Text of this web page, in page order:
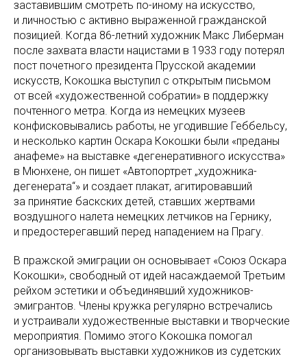
заставившим смотреть по-иному на искусство,
и личностью с активно выраженной гражданской
позицией. Когда 86-летний художник Макс Либерман
после захвата власти нацистами в 1933 году потерял
пост почетного президента Прусской академии
искусств, Кокошка выступил с открытым письмом
от всей «художественной собратии» в поддержку
почтенного метра. Когда из немецких музеев
конфисковывались работы, не угодившие Геббельсу,
и несколько картин Оскара Кокошки были «преданы
анафеме» на выставке «дегенеративного искусства»
в Мюнхене, он пишет «Автопортрет „художника-
дегенерата“» и создает плакат, агитировавший
за принятие баскских детей, ставших жертвами
воздушного налета немецких летчиков на Гернику,
и предостерегавший перед нападением на Прагу.
В пражской эмиграции он основывает «Союз Оскара
Кокошки», свободный от идей насаждаемой Третьим
рейхом эстетики и объединявший художников-
эмигрантов. Члены кружка регулярно встречались
и устраивали художественные выставки и творческие
мероприятия. Помимо этого Кокошка помогал
организовывать выставки художников из судетских